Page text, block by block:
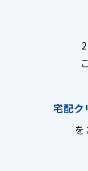
宅配ク
を